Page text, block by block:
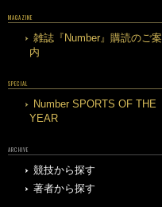
MAGAZINE
雑誌『Number』購読のご案
内
SPECIAL
Number SPORTS OF THE
YEAR
ARCHIVE
競技から探す
著者から探す